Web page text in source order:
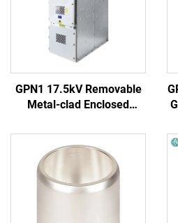
GPN1 17.5kV Removable
Metal-clad Enclosed